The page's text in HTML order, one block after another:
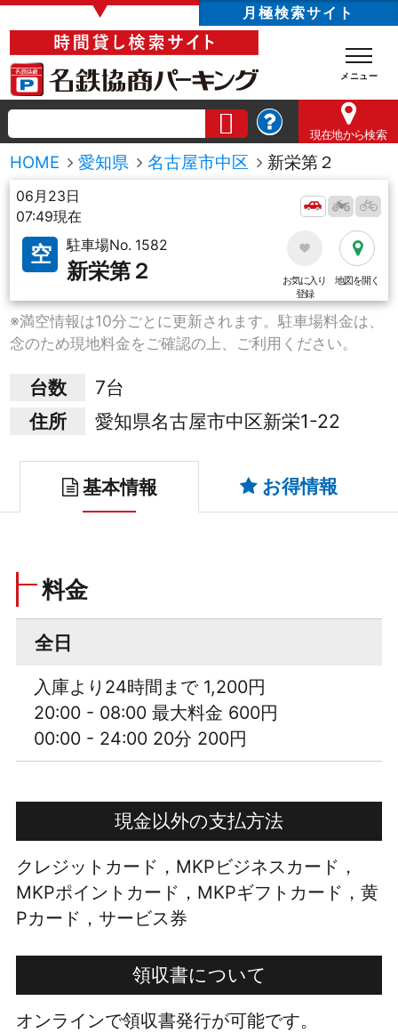
▼ 月極検索サイト
現在地から検索
HOME 愛知県 名古屋市中区 新栄第２
06月23日
07:49現在
空 駐車場No. 1582
新栄第２
お気に入り
登録
地図を開く
※満空情報は10分ごとに更新されます。駐車場料金は、
念のため現地料金をご確認の上、ご利用ください。
台数
7台
住所
愛知県名古屋市中区新栄1-22
基本情報 お得情報
料金
全日
入庫より24時間まで 1,200円
20:00 - 08:00 最大料金 600円
00:00 - 24:00 20分 200円
現金以外の支払方法
クレジットカード，MKPビジネスカード，
MKPポイントカード，MKPギフトカード，黄
Pカード，サービス券
領収書について
オンラインで領収書発行が可能です。